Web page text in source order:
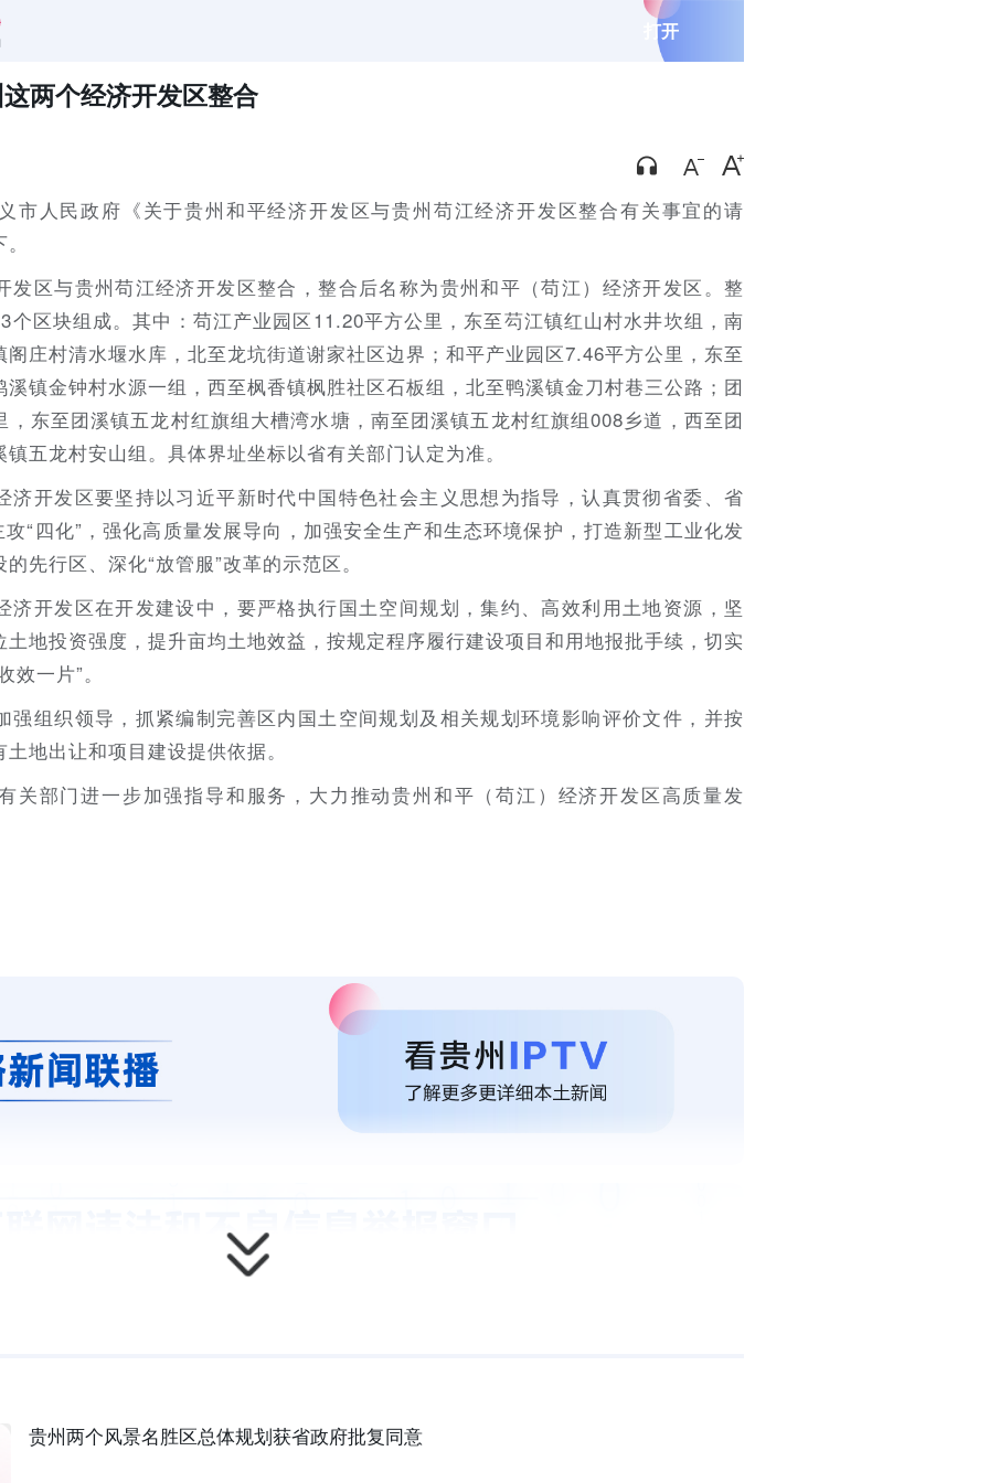
打开
两个经济开发区整合
市人民政府《关于贵州和平经济开发区与贵州苟江经济开发区整合有关事宜的请
发区与贵州苟江经济开发区整合，整合后名称为贵州和平（苟江）经济开发区。整
个区块组成。其中：苟江产业园区11.20平方公里，东至芶江镇红山村水井坎组，南
庄村清水堰水库，北至龙坑街道谢家社区边界；和平产业园区7.46平方公里，东至
镇金钟村水源一组，西至枫香镇枫胜社区石板组，北至鸭溪镇金刀村巷三公路；团
东至团溪镇五龙村红旗组大槽湾水塘，南至团溪镇五龙村红旗组008乡道，西至团
五龙村安山组。具体界址坐标以省有关部门认定为准。
济开发区要坚持以习近平新时代中国特色社会主义思想为指导，认真贯彻省委、省
“四化”，强化高质量发展导向，加强安全生产和生态环境保护，打造新型工业化发
先行区、深化“放管服”改革的示范区。
济开发区在开发建设中，要严格执行国土空间规划，集约、高效利用土地资源，坚
地投资强度，提升亩均土地效益，按规定程序履行建设项目和用地报批手续，切实
一片”。
强组织领导，抓紧编制完善区内国土空间规划及相关规划环境影响评价文件，并按
地出让和项目建设提供依据。
关部门进一步加强指导和服务，大力推动贵州和平（苟江）经济开发区高质量发
贵州两个风景名胜区总体规划获省政府批复同意